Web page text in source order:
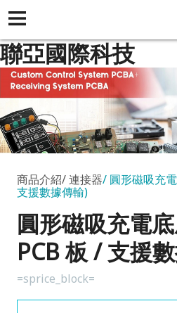
聯亞國際科技
商品介紹 連接器 圓形磁吸充
支援數據傳輸)
圓形磁吸充電
PCB 板 / 支援
=sprice_block=